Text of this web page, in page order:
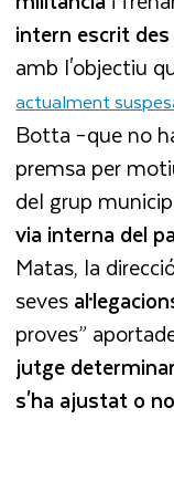
intern escrit
amb l'objectiu
actualment
Botta –que no
premsa per
del grup
via interna del
Matas, la
seves
proves”
jutge
s'ha ajustat o